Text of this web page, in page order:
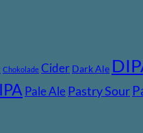
Chokolade Cider Dark Ale
Pale Ale Pastry Sour